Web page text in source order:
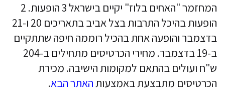
המחזמר "האחים בלוז" יקיים בישראל 3 הופעות. 2
הופעות בהיכל התרבות בצל אביב בתאריכים 20 ו-21
בדצמבר והופעה אחת בהכיל רוממה חיפה שתתקיים
ב-19 בדצמבר. מחירי הכרטיסים מתחילים ב-204
ש"ח ועולים בהתאם למקומות הישיבה. מכירת
הכרטיסים מתבצעת באמצעותהאתר הבא.